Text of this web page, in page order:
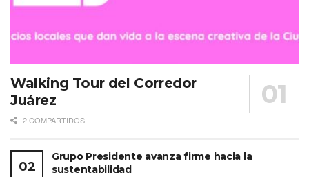
Walking Tour del Corredor
Juárez
2 COMPARTIDOS
Grupo Presidente avanza firme hacia la
sustentabilidad